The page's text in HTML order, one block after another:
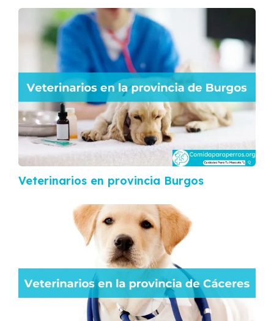
Veterinarios en provincia Burgos